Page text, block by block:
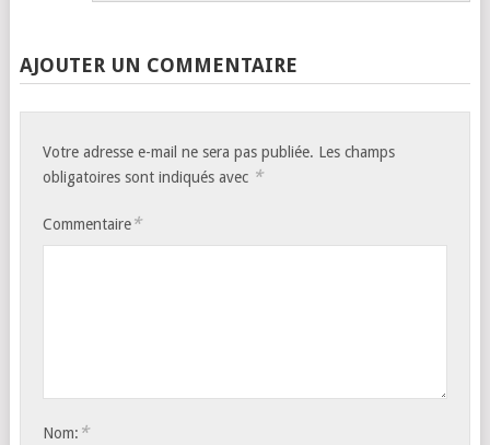
AJOUTER UN COMMENTAIRE
Votre adresse e-mail ne sera pas publiée. Les champs
obligatoires sont indiqués avec *
Commentaire*
Nom: *